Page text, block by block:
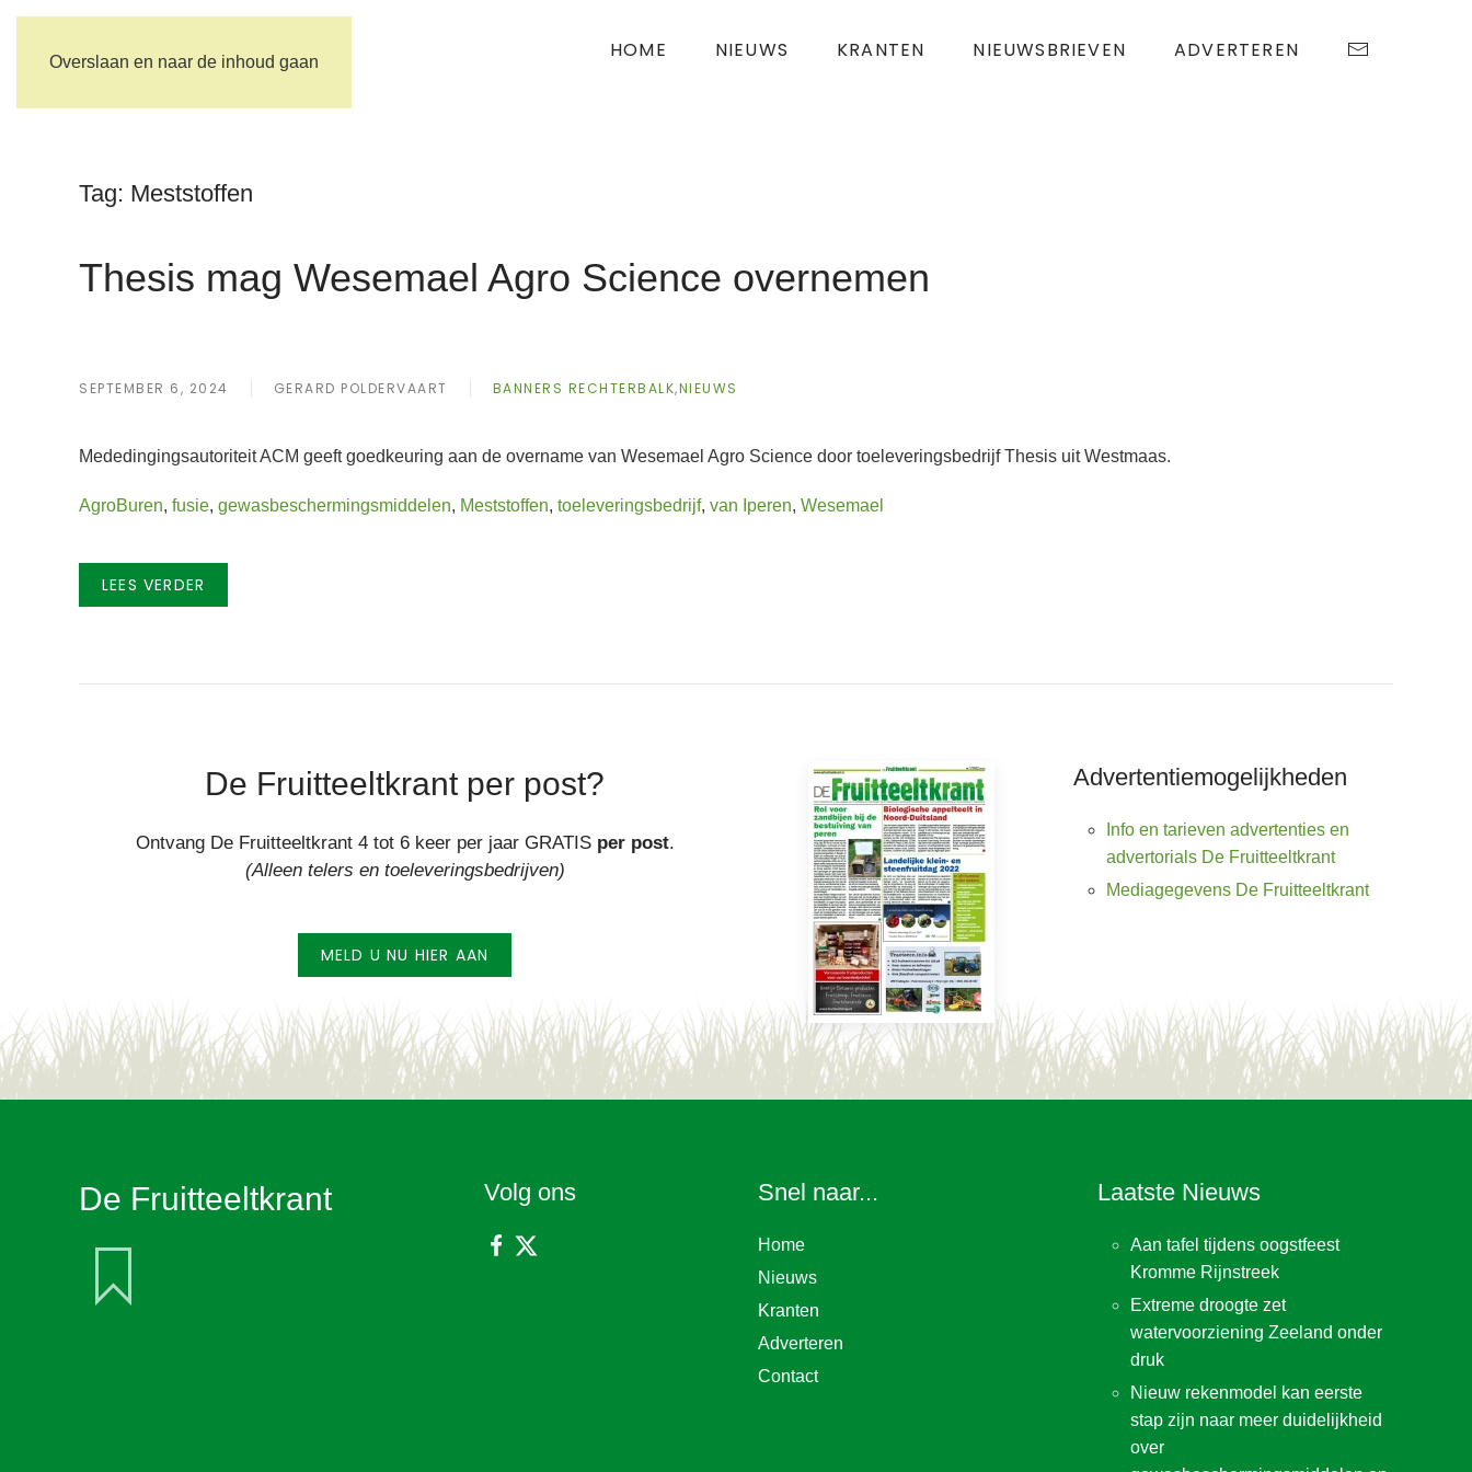
Overslaan en naar de inhoud gaan HOME NIEUWS KRANTEN NIEUWSBRIEVEN ADVERTEREN
Tag: Meststoffen
Thesis mag Wesemael Agro Science overnemen
SEPTEMBER 6, 2024 GERARD POLDERVAART BANNERS RECHTERBALK,NIEUWS
Mededingingsautoriteit ACM geeft goedkeuring aan de overname van Wesemael Agro Science door toeleveringsbedrijf Thesis uit Westmaas.
AgroBuren, fusie, gewasbeschermingsmiddelen, Meststoffen, toeleveringsbedrijf, van Iperen, Wesemael
LEES VERDER
De Fruitteeltkrant per post?
Ontvang De Fruitteeltkrant 4 tot 6 keer per jaar GRATIS per post.
(Alleen telers en toeleveringsbedrijven)
MELD U NU HIER AAN
Advertentiemogelijkheden
Info en tarieven advertenties en
advertorials De Fruitteeltkrant
Mediagegevens De Fruitteeltkrant
De Fruitteeltkrant Volg ons Snel naar...
Home
Nieuws
Kranten
Adverteren
Contact
Laatste Nieuws
Aan tafel tijdens oogstfeest
Kromme Rijnstreek
Extreme droogte zet
watervoorziening Zeeland onder
druk
Nieuw rekenmodel kan eerste
stap zijn naar meer duidelijkheid
over